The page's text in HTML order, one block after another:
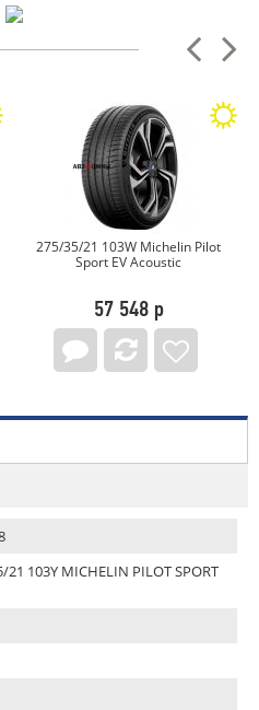
275/35/21 103W Michelin Pilot
Sport EV Acoustic
57 548 р
21 103Y MICHELIN PILOT SPORT